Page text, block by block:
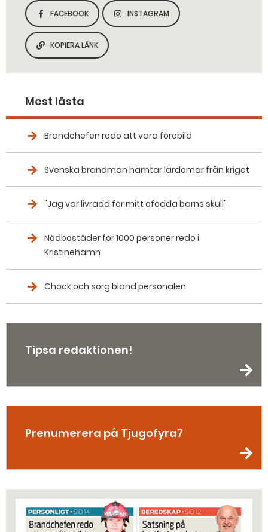
DELA SIDAN PÅ
FACEBOOK
DELA SIDAN PÅ
INSTAGRAM
KOPIERA SIDANS LÄNK
KOPIERA LÄNK
Mest lästa
Brandchefen redo att vara förebild
Svenska brandmän hämtar lärdomar från kriget
"Jag var livrädd för mitt ofödda barns skull"
Nödbostäder för 1000 personer redo i
Kristinehamn
Chock och sorg bland personalen
Tipsa redaktionen!
Prenumerera på Tjugofyra7